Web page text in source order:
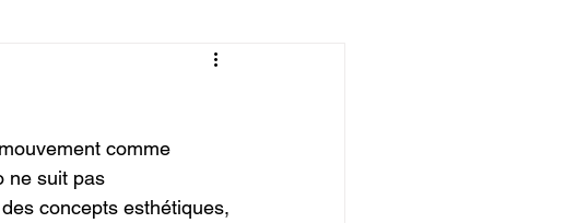
comme
ne suit pas
concepts esthétiques,